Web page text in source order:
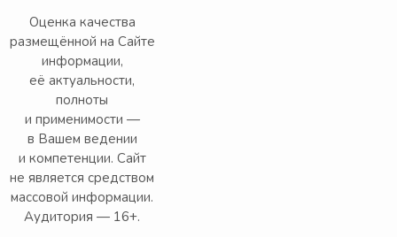
Оценка качества
размещённой на Сайте
информации,
её актуальности,
полноты
и применимости —
в Вашем ведении
и компетенции. Сайт
не является средством
массовой информации.
Аудитория — 16+.